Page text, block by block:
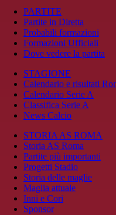
PARTITE
Partite in Diretta
Probabili formazioni
Formazioni Ufficiali
Dove vedere la partita
STAGIONE
Calendario e risultati
Calendario Serie A
Classifica Serie A
News Calcio
STORIA AS ROMA
Storia AS Roma
Partite più importanti
Progetti Stadio
Storia delle maglie
Maglia attuale
Inni e Cori
Sponsor